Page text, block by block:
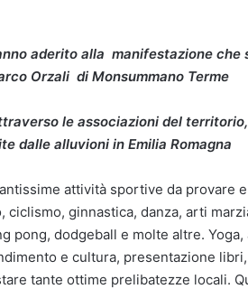
aderito alla manifestazione che
Orzali di Monsummano Terme
le associazioni del
dalle alluvioni in Emilia Romagna
attività sportive da provare
ginnastica, danza, arti
pong, dodgeball e molte altre.
e cultura, presentazione
tante ottime prelibatezze locali.